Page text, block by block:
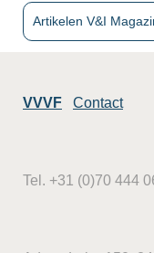
Artikelen V&I
VVVF Contact
Tel. +31 (0)70 444